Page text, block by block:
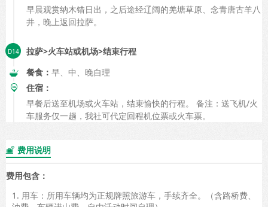
早晨观赏纳木错日出，之后途经辽阔的羌塘草原、念青唐古羊八
井，晚上返回拉萨。
拉萨>火车站或机场>结束行程
餐食： 早、中、晚自理
住宿：
早餐后送至机场或火车站，结束愉快的行程。 备注：送飞机/火
车服务仅一趟，我社可代定回程机位票或火车票。
 费用说明
费用包含：
1. 用车：所用车辆均为正规牌照旅游车，手续齐全。（含路桥费、